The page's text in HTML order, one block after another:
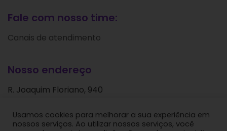
Fale com nosso time:
Canais de atendimento
Nosso endereço
R. Joaquim Floriano, 940
São Paulo - SP
Usamos cookies para melhorar a sua experiência em
nossos serviços. Ao utilizar nossos serviços, você